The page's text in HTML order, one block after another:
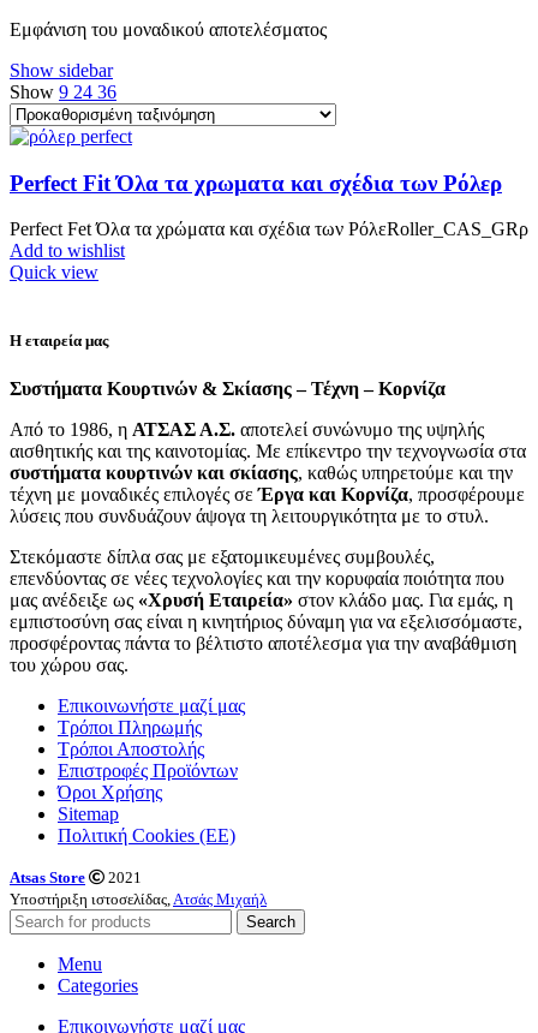
Εμφάνιση του μοναδικού αποτελέσματος
Show sidebar
Show 9 24 36
Perfect Fit Όλα τα χρωματα και σχέδια των Ρόλερ
Perfect Fet Όλα τα χρώματα και σχέδια των ΡόλεRoller_CAS_GRρ
Add to wishlist
Quick view
Η εταιρεία μας
Συστήματα Κουρτινών & Σκίασης – Τέχνη – Κορνίζα
Από το 1986, η ΑΤΣΑΣ Α.Σ. αποτελεί συνώνυμο της υψηλής
αισθητικής και της καινοτομίας. Με επίκεντρο την τεχνογνωσία στα
συστήματα κουρτινών και σκίασης, καθώς υπηρετούμε και την
τέχνη με μοναδικές επιλογές σεΈργα και Κορνίζα, προσφέρουμε
λύσεις που συνδυάζουν άψογα τη λειτουργικότητα με το στυλ.
Στεκόμαστε δίπλα σας με εξατομικευμένες συμβουλές,
επενδύοντας σε νέες τεχνολογίες και την κορυφαία ποιότητα που
μας ανέδειξε ως «Χρυσή Εταιρεία» στον κλάδο μας. Για εμάς, η
εμπιστοσύνη σας είναι η κινητήριος δύναμη για να εξελισσόμαστε,
προσφέροντας πάντα το βέλτιστο αποτέλεσμα για την αναβάθμιση
του χώρου σας.
Επικοινωνήστε μαζί μας
Τρόποι Πληρωμής
Τρόποι Αποστολής
Επιστροφές Προϊόντων
Όροι Χρήσης
Sitemap
Πολιτική Cookies (ΕΕ)
Atsas Store
2021
Υποστήριξη ιστοσελίδας, Ατσάς Μιχαήλ
Search
Menu
Categories
Επικοινωνήστε μαζί μας